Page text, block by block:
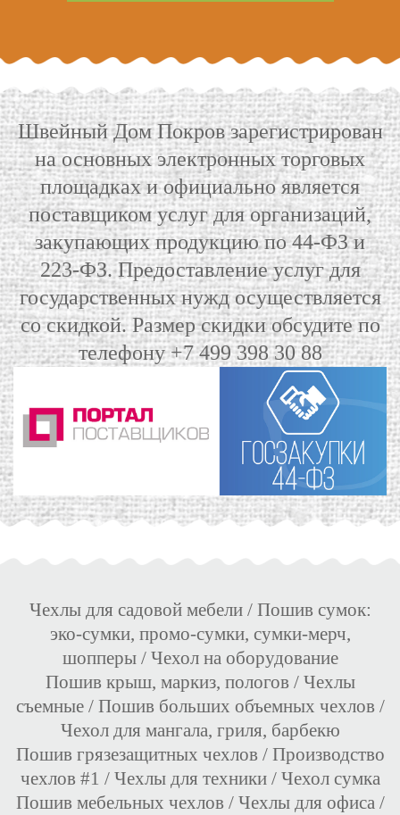
Швейный Дом Покров зарегистрирован
на основных электронных торговых
площадках и официально является
поставщиком услуг для организаций,
закупающих продукцию по 44-ФЗ и
223-ФЗ. Предоставление услуг для
государственных нужд осуществляется
со скидкой. Размер скидки обсудите по
телефону +7 499 398 30 88
Чехлы для садовой мебели/ Пошив сумок:
эко-сумки, промо-сумки, сумки-мерч,
шопперы/ Чехол на оборудование
Пошив крыш, маркиз, пологов / Чехлы
съемные/ Пошив больших объемных чехлов /
Чехол для мангала, гриля, барбекю
Пошив грязезащитных чехлов / Производство
чехлов #1 / Чехлы для техники/ Чехол сумка
Пошив мебельных чехлов / Чехлы для офиса/